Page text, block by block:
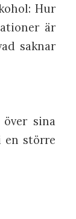
Hur
är
saknar
sina
en större